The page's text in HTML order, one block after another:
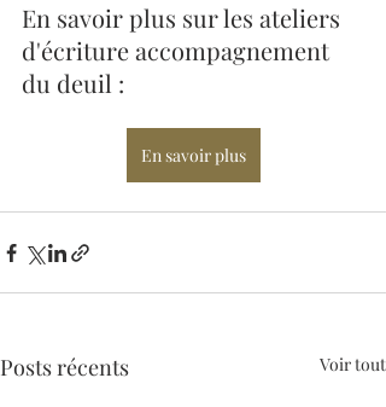
En savoir plus sur les ateliers
d'écriture accompagnement
du deuil :
En savoir plus
Posts récents Voir tout